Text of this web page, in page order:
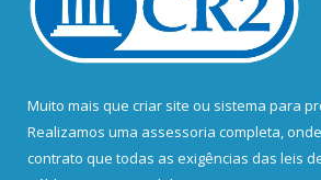
Muito mais que criar site ou sistema para
Realizamos uma assessoria completa,
contrato que todas as exigências das leis